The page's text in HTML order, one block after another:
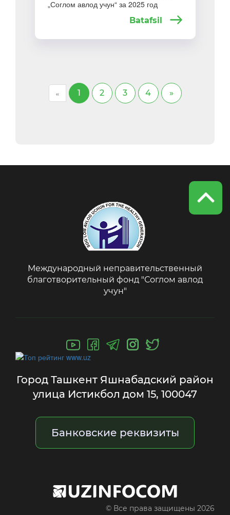
„Соглом авлод учун“ за 2025 год
Batafsil
« 1 2 3 4 »
Международный неправительственный
благотворительный фонд "Соглом авлод
учун"
Город Ташкент Яшнабадский район
улица Истикбол дом 15, 100047
Банковские реквизиты
© Все права защищены 2026